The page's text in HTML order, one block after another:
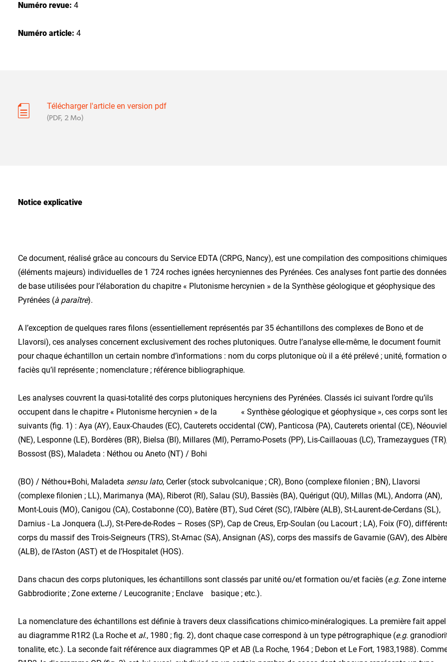
Numéro revue: 4
Numéro article: 4
Télécharger l'article en version pdf
(PDF, 2 Mo)
Notice explicative
Ce document, réalisé grâce au concours du Service EDTA (CRPG, Nancy), est une compilation des compositions chimiques
(éléments majeurs) individuelles de 1 724 roches ignées hercyniennes des Pyrénées. Ces analyses font partie des données
de base utilisées pour l’élaboration du chapitre « Plutonisme hercynien » de la Synthèse géologique et géophysique des
Pyrénées (à paraître).
A l’exception de quelques rares filons (essentiellement représentés par 35 échantillons des complexes de Bono et de
Llavorsi), ces analyses concernent exclusivement des roches plutoniques. Outre l’analyse elle-même, le document fournit
pour chaque échantillon un certain nombre d’informations : nom du corps plutonique où il a été prélevé ; unité, formation
faciès qu’il représente ; nomenclature ; référence bibliographique.
Les analyses couvrent la quasi-totalité des corps plutoniques hercyniens des Pyrénées. Classés ici suivant l’ordre qu’ils
occupent dans le chapitre « Plutonisme hercynien » de la « Synthèse géologique et géophysique », ces corps sont
suivants (fig. 1) : Aya (AY), Eaux-Chaudes (EC), Cauterets occidental (CW), Panticosa (PA), Cauterets oriental (CE),
(NE), Lesponne (LE), Bordères (BR), Bielsa (BI), Millares (MI), Perramo-Posets (PP), Lis-Caillaouas (LC), Tramezaygues
Bossost (BS), Maladeta : Néthou ou Aneto (NT) / Bohi
(BO) / Néthou+Bohi, Maladeta sensu lato, Cerler (stock subvolcanique ; CR), Bono (complexe filonien ; BN), Llavorsi
(complexe filonien ; LL), Marimanya (MA), Riberot (RI), Salau (SU), Bassiès (BA), Quérigut (QU), Millas (ML), Andorra (AN),
Mont-Louis (MO), Canigou (CA), Costabonne (CO), Batère (BT), Sud Céret (SC), l’Albère (ALB), St-Laurent-de-Cerdans (SL),
Darnius - La Jonquera (LJ), St-Pere-de-Rodes – Roses (SP), Cap de Creus, Erp-Soulan (ou Lacourt ; LA), Foix (FO),
corps du massif des Trois-Seigneurs (TRS), St-Arnac (SA), Ansignan (AS), corps des massifs de Gavarnie (GAV), des
(ALB), de l’Aston (AST) et de l’Hospitalet (HOS).
Dans chacun des corps plutoniques, les échantillons sont classés par unité ou/et formation ou/et faciès (e.g. Zone
Gabbrodiorite ; Zone externe / Leucogranite ; Enclave basique ; etc.).
La nomenclature des échantillons est définie à travers deux classifications chimico-minéralogiques. La première fait appel
au diagramme R1R2 (La Roche et al., 1980 ; fig. 2), dont chaque case correspond à un type pétrographique (e.g.
tonalite, etc.). La seconde fait référence aux diagrammes QP et AB (La Roche, 1964 ; Debon et Le Fort, 1983,1988).